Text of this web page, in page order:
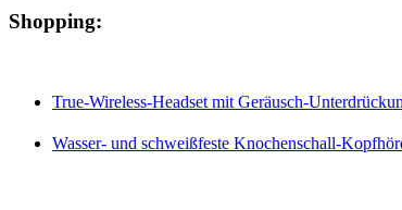
Shopping:
True-Wireless-Headset mit Geräusch-
Wasser- und schweißfeste Knochenschall-